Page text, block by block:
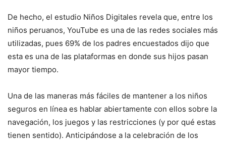
De hecho, el estudio Niños Digitales revela que, entre los
niños peruanos, YouTube es una de las redes sociales más
utilizadas, pues 69% de los padres encuestados dijo que
esta es una de las plataformas en donde sus hijos pasan
mayor tiempo.
Una de las maneras más fáciles de mantener a los niños
seguros en línea es hablar abiertamente con ellos sobre la
navegación, los juegos y las restricciones (y por qué estas
tienen sentido). Anticipándose a la celebración de los